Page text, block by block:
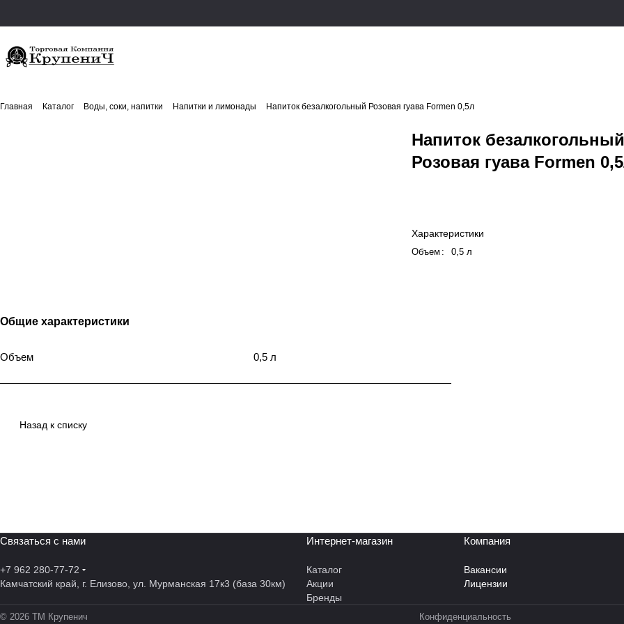
Главная Каталог Воды, соки, напитки Напитки и лимонады Напиток безалкогольный Розовая гуава Formen 0,5л
Напиток безалкогольный
Розовая гуава Formen
Характеристики
Объем: 0,5 л
Общие характеристики
Объем 0,5 л
Назад к списку
Связаться с нами
+7 962 280-77-72
Камчатский край, г. Елизово, ул. Мурманская 17к3 (база 30км)
Интернет-магазин
Каталог
Акции
Бренды
Компания
Вакансии
Лицензии
© 2026 ТМ Крупенич Конфиденциальность